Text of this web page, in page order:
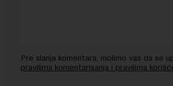
Pre slanja komentara, molimo vas da se
pravilima komentarisanja i pravilima